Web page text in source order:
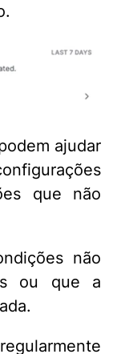
ajudar
que não
não
ou que a